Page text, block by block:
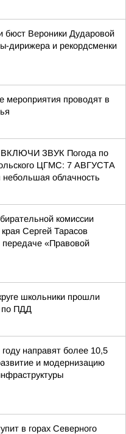
бюст Вероники Дударовой
дирижера и рекордсменки
мероприятия проводят в
ВКЛЮЧИ ЗВУК Погода по
ЦГМС: 7 АВГУСТА
небольшая облачность
комиссии
Сергей Тарасов
передаче «Правовой
школьники прошли
по ПДД
направят более 10,5
и модернизацию
в горах Северного